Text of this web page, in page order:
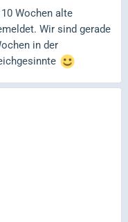
Wochen alte
Wir sind gerade
in der